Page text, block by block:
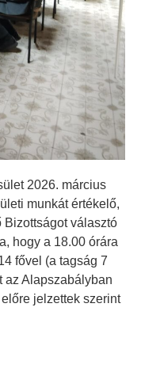
2026. március
munkát értékelő,
választó
hogy a 18.00 órára
fővel (a tagság 7
az Alapszabályban
jelzettek szerint